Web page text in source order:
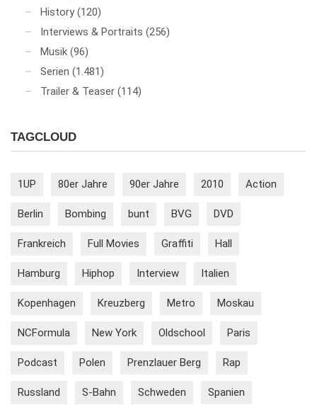
History (120)
Interviews & Portraits (256)
Musik (96)
Serien (1.481)
Trailer & Teaser (114)
TAGCLOUD
1UP 80er Jahre 90er Jahre 2010 Action
Berlin Bombing bunt BVG DVD
Frankreich Full Movies Graffiti Hall
Hamburg Hiphop Interview Italien
Kopenhagen Kreuzberg Metro Moskau
NCFormula New York Oldschool Paris
Podcast Polen Prenzlauer Berg Rap
Russland S-Bahn Schweden Spanien